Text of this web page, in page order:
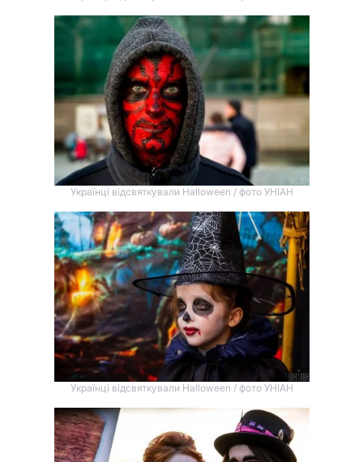
Українці відсвяткували Halloween / фото УНІАН
Українці відсвяткували Halloween / фото УНІАН